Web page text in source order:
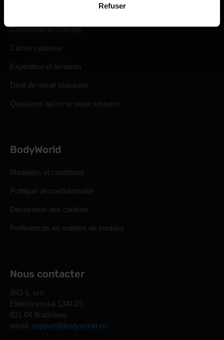
Refuser
Connexion au compte
Cartes cadeaux
Expédition et livraison
Droit de retrait statutaire
Questions qu'on se pose souvent
BodyWorld
Modalités et conditions
Politique de confidentialité
Déclaration des cookies
Préférences en matière de cookies
Nous contacter
BIO 5, sro
Elektrárenská 13412/1
831 04 Bratislava
email: support@bodyworld.eu